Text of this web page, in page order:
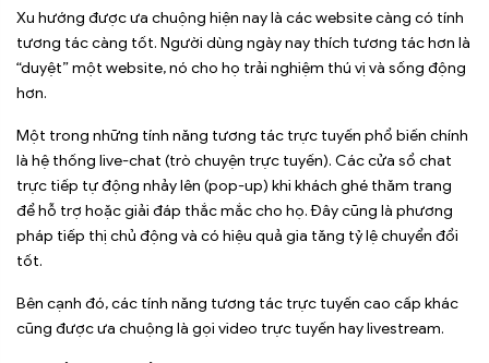
Xu hướng được ưa chuộng hiện nay là các website càng có tính
tương tác càng tốt. Người dùng ngày nay thích tương tác hơn là
“duyệt” một website, nó cho họ trải nghiệm thú vị và sống động
hơn.
Một trong những tính năng tương tác trực tuyến phổ biến chính
là hệ thống live-chat (trò chuyện trực tuyến). Các cửa sổ chat
trực tiếp tự động nhảy lên (pop-up) khi khách ghé thăm trang
để hỗ trợ hoặc giải đáp thắc mắc cho họ. Đây cũng là phương
pháp tiếp thị chủ động và có hiệu quả gia tăng tỷ lệ chuyển đổi
tốt.
Bên cạnh đó, các tính năng tương tác trực tuyến cao cấp khác
cũng được ưa chuộng là gọi video trực tuyến hay livestream.